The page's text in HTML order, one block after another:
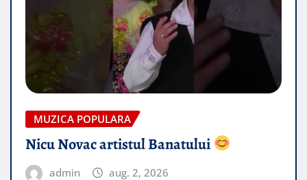
MUZICA POPULARA
Nicu Novac artistul Banatului
admin aug. 2, 2026